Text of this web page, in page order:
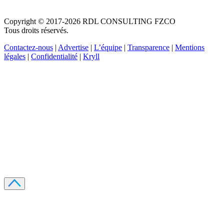
Copyright © 2017-2026 RDL CONSULTING FZCO
Tous droits réservés.
Contactez-nous Advertise L’équipe Transparence
Mentions
légales
Confidentialité Kryll